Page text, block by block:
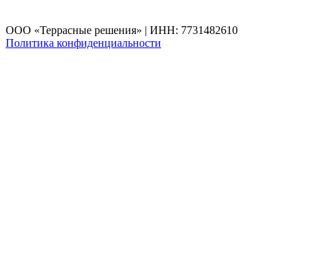
ООО «Террасные решения» | ИНН: 7731482610
Политика конфиденциальности